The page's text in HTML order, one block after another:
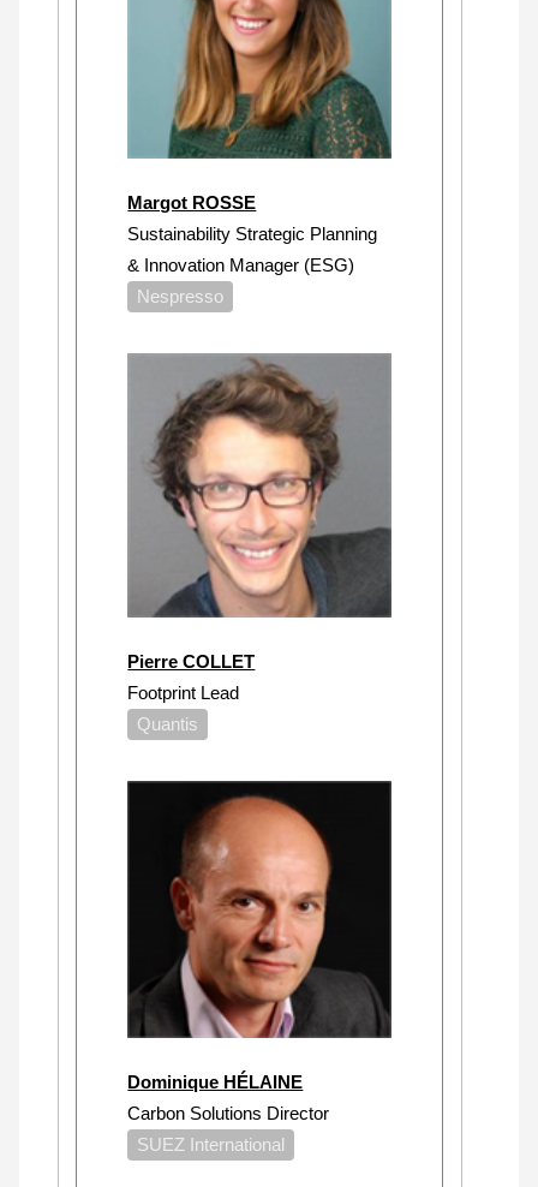
Margot ROSSE
Sustainability Strategic Planning
& Innovation Manager (ESG)
Nespresso
Pierre COLLET
Footprint Lead
Quantis
Dominique HÉLAINE
Carbon Solutions Director
SUEZ International